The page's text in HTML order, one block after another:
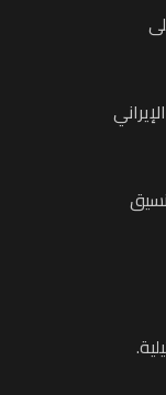
أيضا في المنطقة قبل الهجوم الإيراني في 13 أبريل لتنسيق